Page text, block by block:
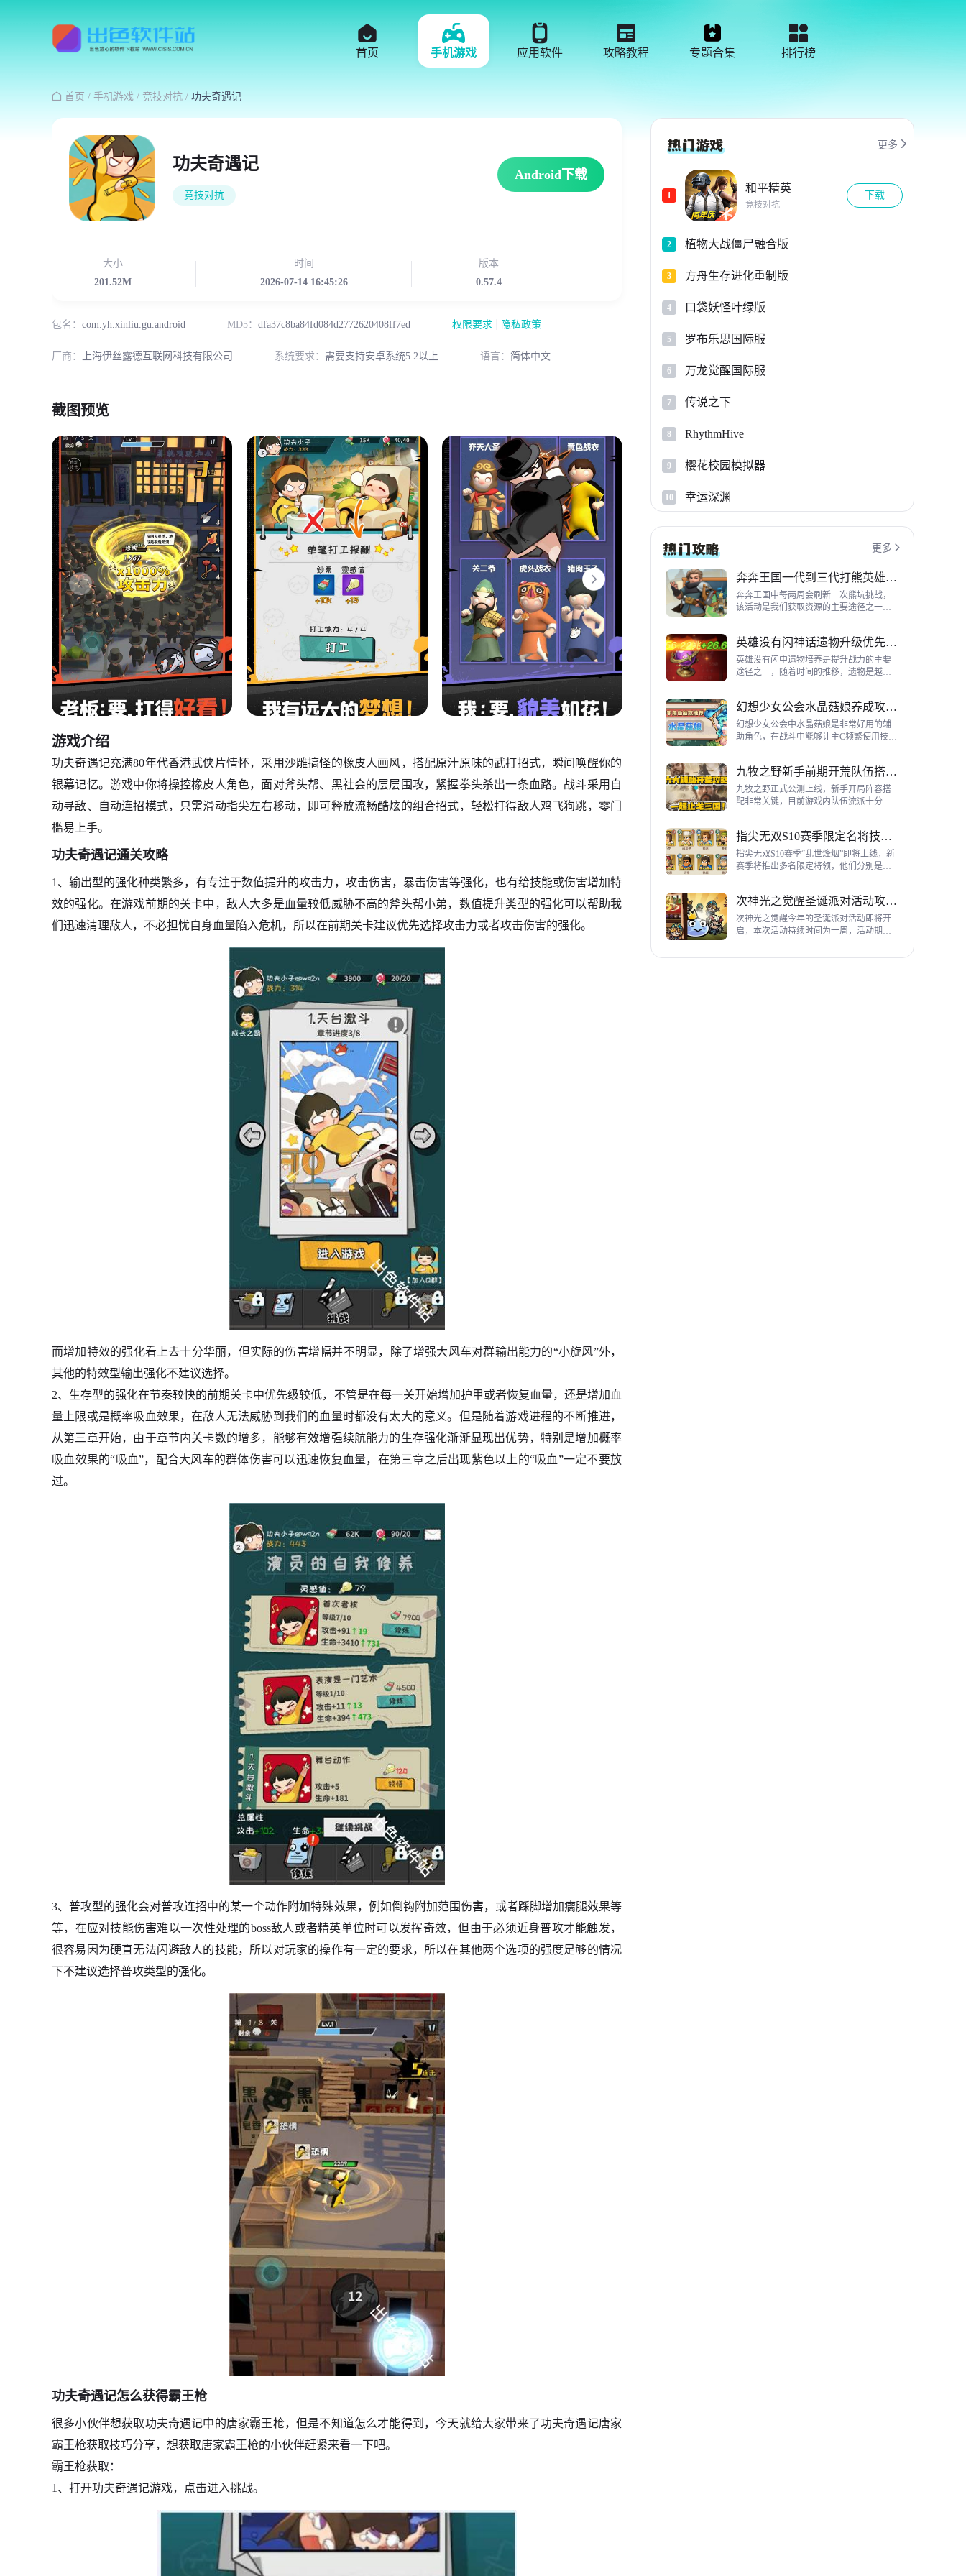
首页 手机游戏 应用软件 攻略教程 专题合集 排行榜
 首页 / 手机游戏 / 竞技对抗 / 功夫奇遇记
功夫奇遇记
竞技对抗
Android下载
大小
201.52M
时间
2026-07-14 16:45:26
版本
0.57.4
包名： com.yh.xinliu.gu.android MD5： dfa37c8ba84fd084d2772620408ff7ed 权限要求 隐私政策
厂商： 上海伊丝露德互联网科技有限公司 系统要求： 需要支持安卓系统5.2以上 语言： 简体中文
截图预览
游戏介绍
功夫奇遇记充满80年代香港武侠片情怀，采用沙雕搞怪的橡皮人画风，搭配原汁原味的武打招式，瞬间唤醒你的
银幕记忆。游戏中你将操控橡皮人角色，面对斧头帮、黑社会的层层围攻，紧握拳头杀出一条血路。战斗采用自
动寻敌、自动连招模式，只需滑动指尖左右移动，即可释放流畅酷炫的组合招式，轻松打得敌人鸡飞狗跳，零门
槛易上手。
功夫奇遇记通关攻略
1、输出型的强化种类繁多，有专注于数值提升的攻击力，攻击伤害，暴击伤害等强化，也有给技能或伤害增加特
效的强化。在游戏前期的关卡中，敌人大多是血量较低威胁不高的斧头帮小弟，数值提升类型的强化可以帮助我
们迅速清理敌人，不必担忧自身血量陷入危机，所以在前期关卡建议优先选择攻击力或者攻击伤害的强化。
而增加特效的强化看上去十分华丽，但实际的伤害增幅并不明显，除了增强大风车对群输出能力的“小旋风”外，
其他的特效型输出强化不建议选择。
2、生存型的强化在节奏较快的前期关卡中优先级较低，不管是在每一关开始增加护甲或者恢复血量，还是增加血
量上限或是概率吸血效果，在敌人无法威胁到我们的血量时都没有太大的意义。但是随着游戏进程的不断推进，
从第三章开始，由于章节内关卡数的增多，能够有效增强续航能力的生存强化渐渐显现出优势，特别是增加概率
吸血效果的“吸血”，配合大风车的群体伤害可以迅速恢复血量，在第三章之后出现紫色以上的“吸血”一定不要放
过。
3、普攻型的强化会对普攻连招中的某一个动作附加特殊效果，例如倒钩附加范围伤害，或者踩脚增加瘸腿效果等
等，在应对技能伤害难以一次性处理的boss敌人或者精英单位时可以发挥奇效，但由于必须近身普攻才能触发，
很容易因为硬直无法闪避敌人的技能，所以对玩家的操作有一定的要求，所以在其他两个选项的强度足够的情况
下不建议选择普攻类型的强化。
功夫奇遇记怎么获得霸王枪
很多小伙伴想获取功夫奇遇记中的唐家霸王枪，但是不知道怎么才能得到，今天就给大家带来了功夫奇遇记唐家
霸王枪获取技巧分享，想获取唐家霸王枪的小伙伴赶紧来看一下吧。
霸王枪获取：
1、打开功夫奇遇记游戏，点击进入挑战。
更多 
1
和平精英
竞技对抗
下载
2 植物大战僵尸融合版
3 方舟生存进化重制版
4 口袋妖怪叶绿版
5 罗布乐思国际服
6 万龙觉醒国际服
7 传说之下
8 RhythmHive
9 樱花校园模拟器
10 幸运深渊
更多 
奔奔王国一代到三代打熊英雄推荐
奔奔王国中每两周会刷新一次熊坑挑战，
该活动是我们获取资源的主要途径之一，
到三代打熊英雄选择建议，各位参考一
下。
英雄没有闪神话遗物升级优先级指南
英雄没有闪中遗物培养是提升战力的主要
途径之一，随着时间的推移，遗物是越来
神话遗物升级优先级建议。
幻想少女公会水晶菇娘养成攻略详解
幻想少女公会中水晶菇娘是非常好用的辅
助角色，在战斗中能够让主C频繁使用技
成全方位指南，大家来看看吧。
九牧之野新手前期开荒队伍搭配指南
九牧之野正式公测上线，新手开局阵容搭
配非常关键，目前游戏内队伍流派十分丰
前期开荒阵容搭配详细攻略。
指尖无双S10赛季限定名将技能一览
指尖无双S10赛季“乱世烽烟”即将上线，新
赛季将推出多名限定将领，他们分别是：
了解一下吧。
次神光之觉醒圣诞派对活动攻略指南
次神光之觉醒今年的圣诞派对活动即将开
启，本次活动持续时间为一周，活动期间
来提升活动等级领取对应奖励，下面为大